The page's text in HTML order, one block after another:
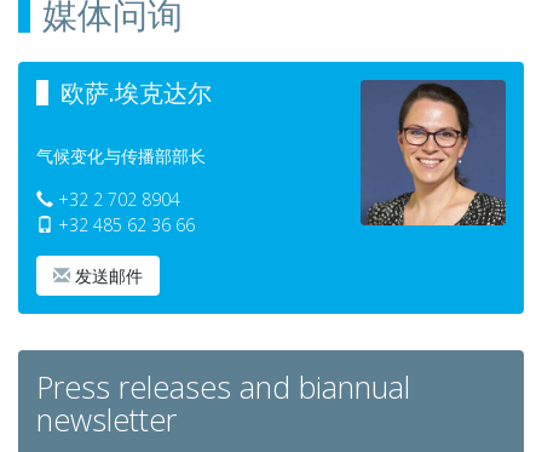
媒体问询
欧萨.埃克达尔
气候变化与传播部部长
+32 2 702 8904
+32 485 62 36 66
发送邮件
Press releases and biannual
newsletter